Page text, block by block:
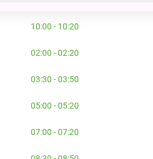
10:00 - 10:20
02:00 - 02:20
03:30 - 03:50
05:00 - 05:20
07:00 - 07:20